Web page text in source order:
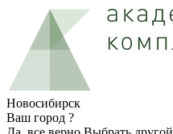
Новосибирск
Ваш город ?